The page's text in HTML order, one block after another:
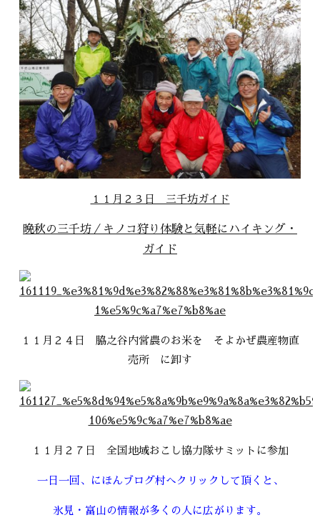
１１月２３日 三千坊ガイド
晩秋の三千坊／キノコ狩り体験と気軽にハイキング・
ガイド
１１月２４日 脇之谷内営農のお米を そよかぜ農産物直
売所 に卸す
１１月２７日 全国地域おこし協力隊サミットに参加
一日一回、にほんブログ村へクリックして頂くと、
氷見・富山の情報が多くの人に広がります。